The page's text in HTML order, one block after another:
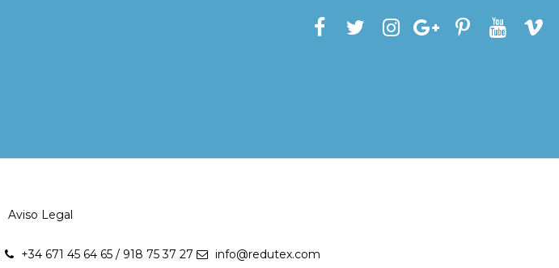
Aviso Legal
+34 671 45 64 65 / 918 75 37 27
info@redutex.com